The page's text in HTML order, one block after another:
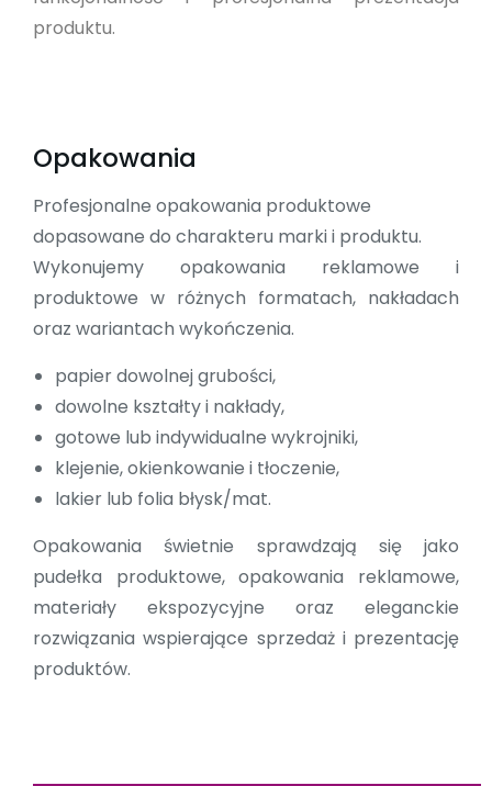
produktu.
Opakowania
Profesjonalne opakowania produktowe
dopasowane do charakteru marki i produktu.
Wykonujemy opakowania reklamowe i
produktowe w różnych formatach, nakładach
oraz wariantach wykończenia.
papier dowolnej grubości,
dowolne kształty i nakłady,
gotowe lub indywidualne wykrojniki,
klejenie, okienkowanie i tłoczenie,
lakier lub folia błysk/mat.
Opakowania świetnie sprawdzają się jako
pudełka produktowe, opakowania reklamowe,
materiały ekspozycyjne oraz eleganckie
rozwiązania wspierające sprzedaż i prezentację
produktów.